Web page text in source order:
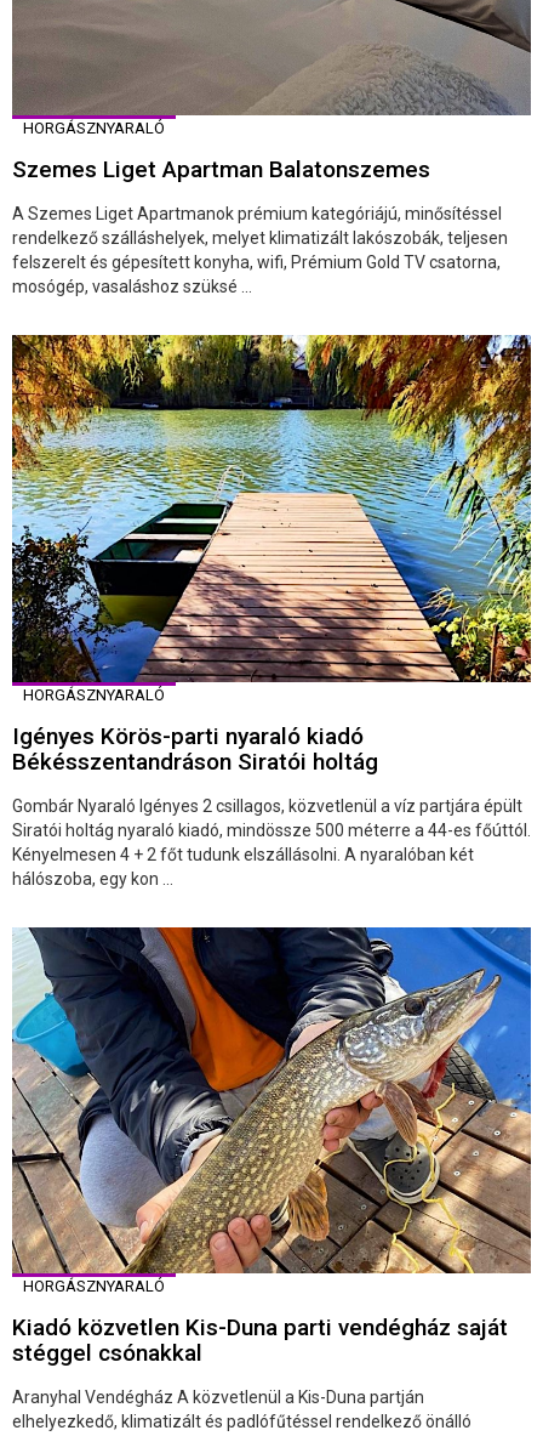
HORGÁSZNYARALÓ
Szemes Liget Apartman Balatonszemes
A Szemes Liget Apartmanok prémium kategóriájú, minősítéssel
rendelkező szálláshelyek, melyet klimatizált lakószobák, teljesen
felszerelt és gépesített konyha, wifi, Prémium Gold TV csatorna,
mosógép, vasaláshoz szüksé ...
HORGÁSZNYARALÓ
Igényes Körös-parti nyaraló kiadó
Békésszentandráson Siratói holtág
Gombár Nyaraló Igényes 2 csillagos, közvetlenül a víz partjára épült
Siratói holtág nyaraló kiadó, mindössze 500 méterre a 44-es főúttól.
Kényelmesen 4 + 2 főt tudunk elszállásolni. A nyaralóban két
hálószoba, egy kon ...
HORGÁSZNYARALÓ
Kiadó közvetlen Kis-Duna parti vendégház saját
stéggel csónakkal
Aranyhal Vendégház A közvetlenül a Kis-Duna partján
elhelyezkedő, klimatizált és padlófűtéssel rendelkező önálló